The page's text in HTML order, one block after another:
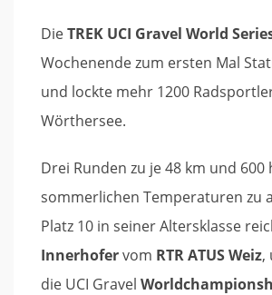
DieTREK UCI Gravel World
Wochenende zum ersten Mal
und lockte mehr 1200
Wörthersee.
Drei Runden zu je 48 km und 600
sommerlichen Temperaturen zu
Platz 10 in seiner Altersklasse
Innerhofervom RTR ATUS Weiz,
die UCI Gravel